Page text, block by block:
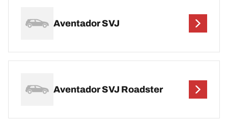
Aventador SVJ
Aventador SVJ Roadster